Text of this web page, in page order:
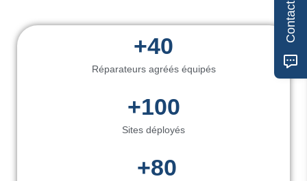
Réparateurs agréés équipés
+40
Sites déployés
+100
+80
Contact